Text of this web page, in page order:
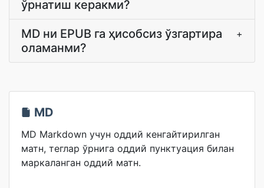
ўрнатиш керакми?
MD ни EPUB га ҳисобсиз ўзгартира
оламанми?
+
MD
MD Markdown учун оддий кенгайтирилган
матн, теглар ўрнига оддий пунктуация билан
маркаланган оддий матн.